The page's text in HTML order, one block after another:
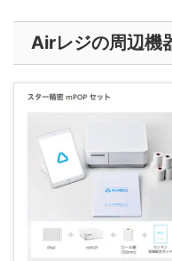
Airレジの周辺機